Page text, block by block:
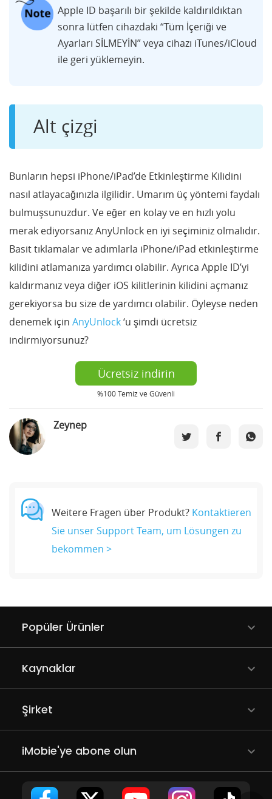
Apple ID başarılı bir şekilde kaldırıldıktan
sonra lütfen cihazdaki “Tüm İçeriği ve
Ayarları SİLMEYİN” veya cihazı iTunes/iCloud
ile geri yüklemeyin.
Alt çizgi
Bunların hepsi iPhone/iPad’de Etkinleştirme Kilidini
nasıl atlayacağınızla ilgilidir. Umarım üç yöntemi faydalı
bulmuşsunuzdur. Ve eğer en kolay ve en hızlı yolu
merak ediyorsanız AnyUnlock en iyi seçiminiz olmalıdır.
Basit tıklamalar ve adımlarla iPhone/iPad etkinleştirme
kilidini atlamanıza yardımcı olabilir. Ayrıca Apple ID’yi
kaldırmanız veya diğer iOS kilitlerinin kilidini açmanız
gerekiyorsa bu size de yardımcı olabilir. Öyleyse neden
denemek için AnyUnlock‘u şimdi ücretsiz
indirmiyorsunuz?
Ücretsiz indirin
%100 Temiz ve Güvenli
Zeynep
Weitere Fragen über Produkt? Kontaktieren
Sie unser Support Team, um Lösungen zu
bekommen >
Popüler Ürünler
Kaynaklar
Şirket
iMobie'ye abone olun